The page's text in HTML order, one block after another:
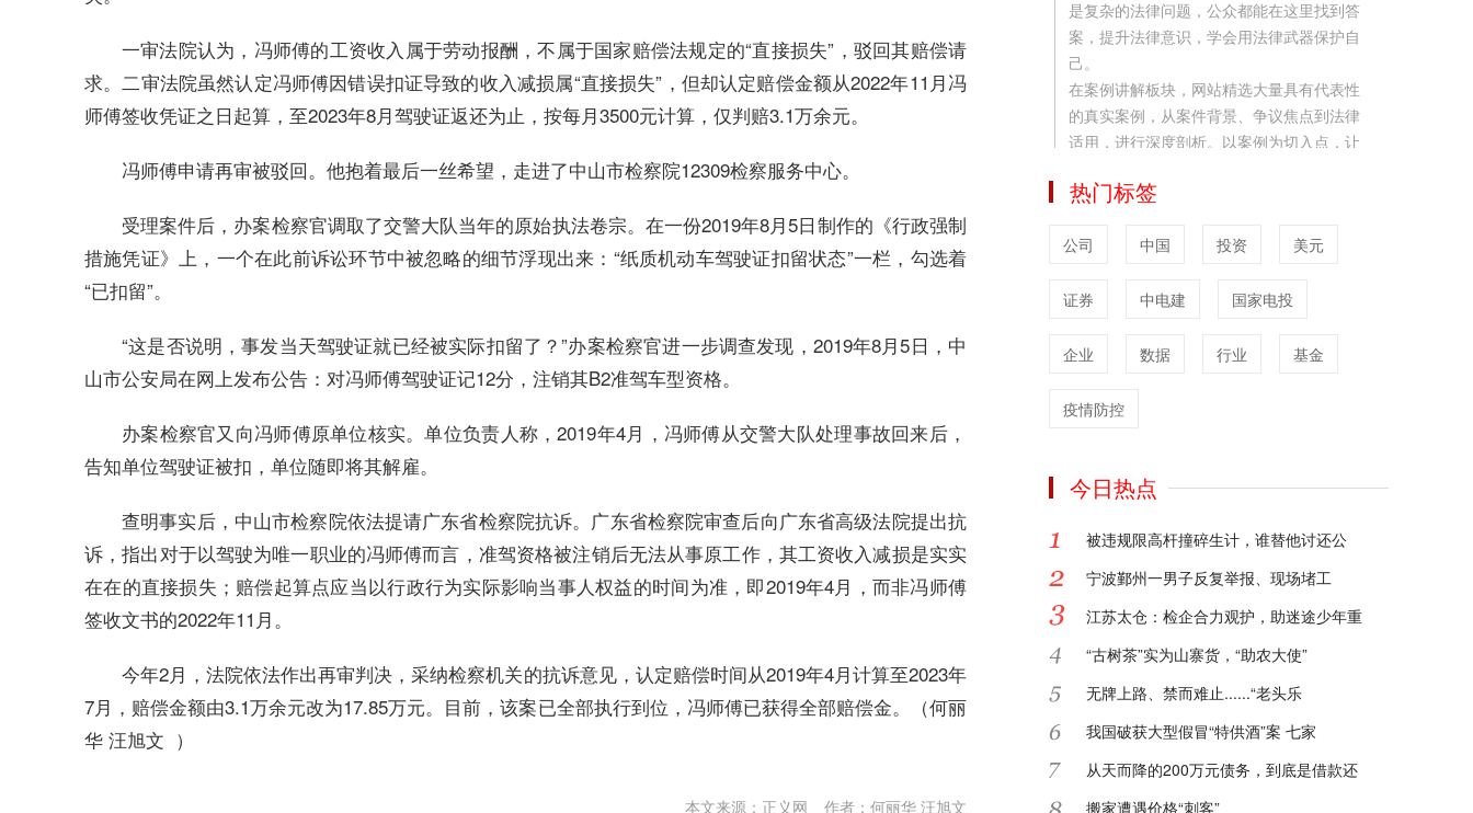
一审法院认为，冯师傅的工资收入属于劳动报酬，不属于国家赔偿法规定的“直接损失”，驳回其赔偿请
求。二审法院虽然认定冯师傅因错误扣证导致的收入减损属“直接损失”，但却认定赔偿金额从2022年11月冯
师傅签收凭证之日起算，至2023年8月驾驶证返还为止，按每月3500元计算，仅判赔3.1万余元。
冯师傅申请再审被驳回。他抱着最后一丝希望，走进了中山市检察院12309检察服务中心。
受理案件后，办案检察官调取了交警大队当年的原始执法卷宗。在一份2019年8月5日制作的《行政强制
措施凭证》上，一个在此前诉讼环节中被忽略的细节浮现出来：“纸质机动车驾驶证扣留状态”一栏，勾选着
“已扣留”。
“这是否说明，事发当天驾驶证就已经被实际扣留了？”办案检察官进一步调查发现，2019年8月5日，中
山市公安局在网上发布公告：对冯师傅驾驶证记12分，注销其B2准驾车型资格。
办案检察官又向冯师傅原单位核实。单位负责人称，2019年4月，冯师傅从交警大队处理事故回来后，
告知单位驾驶证被扣，单位随即将其解雇。
查明事实后，中山市检察院依法提请广东省检察院抗诉。广东省检察院审查后向广东省高级法院提出抗
诉，指出对于以驾驶为唯一职业的冯师傅而言，准驾资格被注销后无法从事原工作，其工资收入减损是实实
在在的直接损失；赔偿起算点应当以行政行为实际影响当事人权益的时间为准，即2019年4月，而非冯师傅
签收文书的2022年11月。
今年2月，法院依法作出再审判决，采纳检察机关的抗诉意见，认定赔偿时间从2019年4月计算至2023年
7月，赔偿金额由3.1万余元改为17.85万元。目前，该案已全部执行到位，冯师傅已获得全部赔偿金。（何丽
华 汪旭文 ）
本文来源：正义网 作者：何丽华 汪旭文
是复杂的法律问题，公众都能在这里找到答
案，提升法律意识，学会用法律武器保护自
己。
在案例讲解板块，网站精选大量具有代表性
的真实案例，从案件背景、争议焦点到法律
适用，进行深度剖析。以案例为切入点，让
用，每一个案例都是一堂生动的法律课。
宣传服务。我们深知品牌建设对于法律从业
验，为律所和律师量身定制品牌宣传方案，
力。
务和宣传需求，创作富有感染力和专业性的
视频的形式，将法律知识和律所风采以更直
播范围。
业、创新、多元的服务，为法治社会的建设
贡献力量。
2025-01-24
2024-09-14
2024-09-14
热门标签
公司 中国 投资 美元
证券 中电建 国家电投
企业 数据 行业 基金
疫情防控
今日热点
被违规限高杆撞碎生计，谁替他讨还公
宁波鄞州一男子反复举报、现场堵工
江苏太仓：检企合力观护，助迷途少年重
“古树茶”实为山寨货，“助农大使”
无牌上路、禁而难止......“老头乐
我国破获大型假冒“特供酒”案 七家
从天而降的200万元债务，到底是借款还
搬家遭遇价格“刺客”